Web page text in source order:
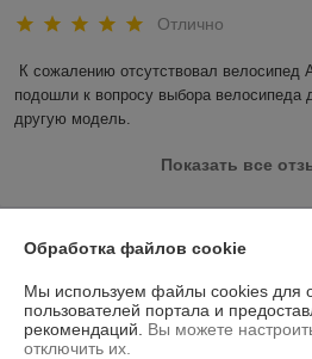
Отлично
К сожалению отсутствовал велосипед
подошли к вопросу выбора
другую модель.
Показать все
О нас
Контакты
Обработка файлов cookie
Мы используем файлы cookies для
пользователей портала и
рекомендаций. Вы можете
отключить их.